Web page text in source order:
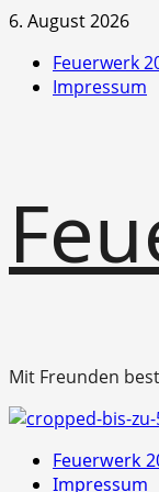
Zum
springen
6. August 2026
Feuerwerk
Impressum
Mit Freunden
Primäres
Menü
Feuerwerk
Impressum